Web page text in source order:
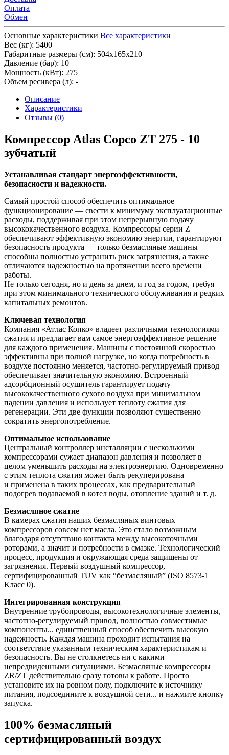
Оплата
Обмен
Основные характеристики Все характеристики
Вес (кг): 5400
Габаритные размеры (см): 504х165х210
Давление (бар): 10
Мощность (кВт): 275
Объем ресивера (л): -
Описание
Характеристики
Отзывы (0)
Компрессор Atlas Copco ZT 275 - 10
зубчатый
Устанавливая стандарт энергоэффективности,
безопасности и надежности.
Самый простой способ обеспечить оптимальное
функционирование — свести к минимуму эксплуатационные
расходы, поддерживая при этом непрерывную подачу
высококачественного воздуха. Компрессоры серии Z
обеспечивают эффективную экономию энергии, гарантируют
безопасность продукта — только безмасляные машины
способны полностью устранить риск загрязнения, а также
отличаются надежностью на протяжении всего времени
работы.
Не только сегодня, но и день за днем, и год за годом, требуя
при этом минимального технического обслуживания и редких
капитальных ремонтов.
Ключевая технология
Компания «Атлас Копко» владеет различными технологиями
сжатия и предлагает вам самое энергоэффективное решение
для каждого применения. Машины с постоянной скоростью
эффективны при полной нагрузке, но когда потребность в
воздухе постоянно меняется, частотно-регулируемый привод
обеспечивает значительную экономию. Встроенный
адсорбционный осушитель гарантирует подачу
высококачественного сухого воздуха при минимальном
падении давления и использует теплоту сжатия для
регенерации. Эти две функции позволяют существенно
сократить энергопотребление.
Оптимальное использование
Центральный контроллер инсталляции с несколькими
компрессорами сужает диапазон давления и позволяет в
целом уменьшить расходы на электроэнергию. Одновременно
с этим теплота сжатия может быть рекуперирована
и применена в таких процессах, как предварительный
подогрев подаваемой в котел воды, отопление зданий и т. д.
Безмасляное сжатие
В камерах сжатия наших безмасляных винтовых
компрессоров совсем нет масла. Это стало возможным
благодаря отсутствию контакта между высокоточными
роторами, а значит и потребности в смазке. Технологический
процесс, продукция и окружающая среда защищены от
загрязнения. Первый воздушный компрессор,
сертифицированный TUV как “безмасляный” (ISO 8573-1
Класс 0).
Интегрированная конструкция
Внутренние трубопроводы, высокотехнологичные элементы,
частотно-регулируемый привод, полностью совместимые
компоненты... единственный способ обеспечить высокую
надежность. Каждая машина проходит испытания на
соответствие указанным техническим характеристикам и
безопасность. Вы не столкнетесь ни с какими
непредвиденными ситуациями. Безмасляные компрессоры
ZR/ZT действительно сразу готовы к работе. Просто
установите их на ровном полу, подключите к источнику
питания, подсоедините к воздушной сети... и нажмите кнопку
запуска.
100% безмасляный
сертифицированный воздух